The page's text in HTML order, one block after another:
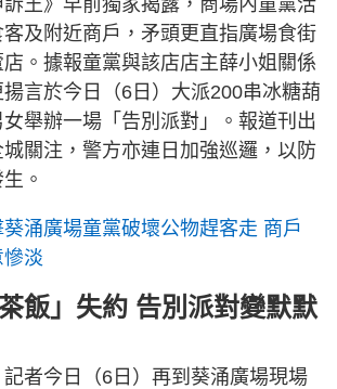
及附近商戶，矛頭更直指廣場食街
。據報童黨與該店店主薛小姐關係
言於今日（6日）大派200串冰糖葫
舉辦一場「告別派對」。報道刊出
關注，警方亦連日加強巡邏，以防
。
葵涌廣場童黨破壞公物趕客走 商戶
淡
飯」失約 告別派對變默默
記者今日（6日）再到葵涌廣場現場